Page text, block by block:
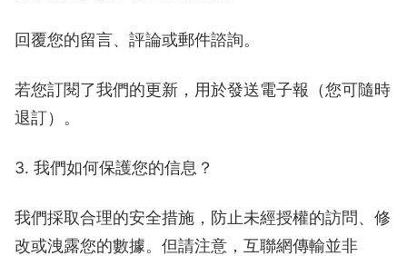
回覆您的留言、評論或郵件諮詢。
若您訂閱了我們的更新，用於發送電子報（您可隨時
退訂）。
3. 我們如何保護您的信息？
我們採取合理的安全措施，防止未經授權的訪問、修
改或洩露您的數據。但請注意，互聯網傳輸並非